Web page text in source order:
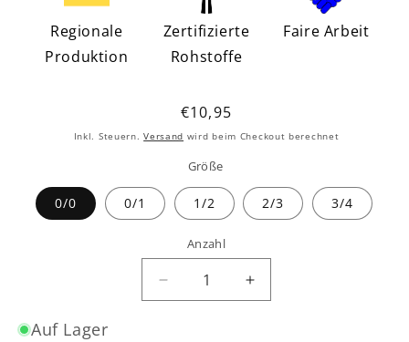
Regionale
Produktion
Zertifizierte
Rohstoffe
Faire Arbeit
Normaler
Preis
€10,95
Inkl. Steuern.Versand wird beim Checkout berechnet
Größe
0/0 0/1 1/2 2/3 3/4
Anzahl
Verringere
die
Erhöhe
die
Auf Lager